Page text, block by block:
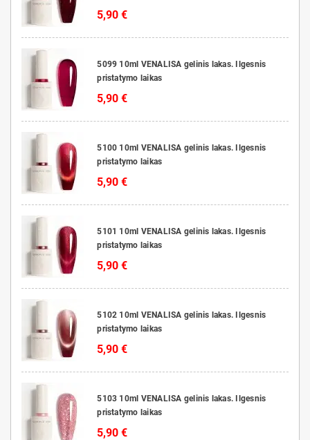
5,90 €
5099 10ml VENALISA gelinis lakas. Ilgesnis
pristatymo laikas
5,90 €
5100 10ml VENALISA gelinis lakas. Ilgesnis
pristatymo laikas
5,90 €
5101 10ml VENALISA gelinis lakas. Ilgesnis
pristatymo laikas
5,90 €
5102 10ml VENALISA gelinis lakas. Ilgesnis
pristatymo laikas
5,90 €
5103 10ml VENALISA gelinis lakas. Ilgesnis
pristatymo laikas
5,90 €